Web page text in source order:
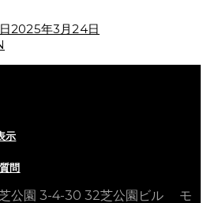
2025年3月24日
示
問
芝公園 3-4-30 32芝公園ビル モ